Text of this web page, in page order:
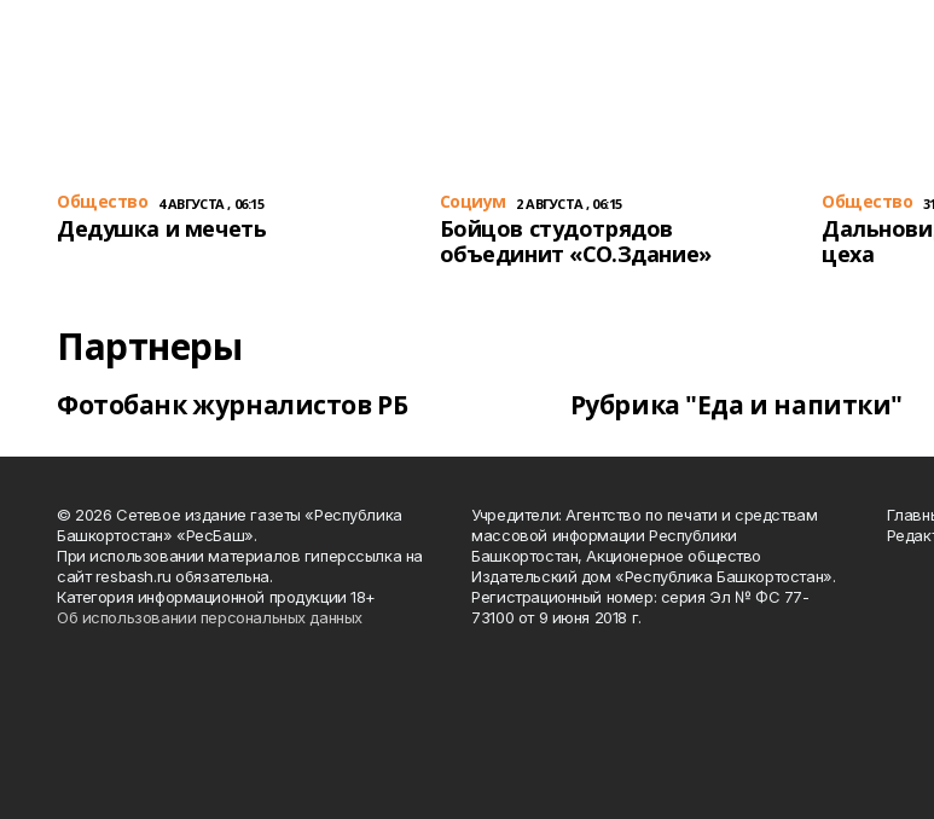
Общество 4 АВГУСТА , 06:15
Дедушка и мечеть
Cоциум 2 АВГУСТА , 06:15
Бойцов студотрядов
объединит «СО.Здание»
Общество
цеха
Партнеры
Фотобанк журналистов РБ Рубрика "Еда и напитки"
© 2026 Сетевое издание газеты «Республика
Башкортостан» «РесБаш».
При использовании материалов гиперссылка на
сайт resbash.ru обязательна.
Категория информационной продукции 18+
Об использовании персональных данных
Учредители: Агентство по печати и средствам
массовой информации Республики
Башкортостан, Акционерное общество
Издательский дом «Республика Башкортостан».
Регистрационный номер: серия Эл № ФС 77-
73100 от 9 июня 2018 г.